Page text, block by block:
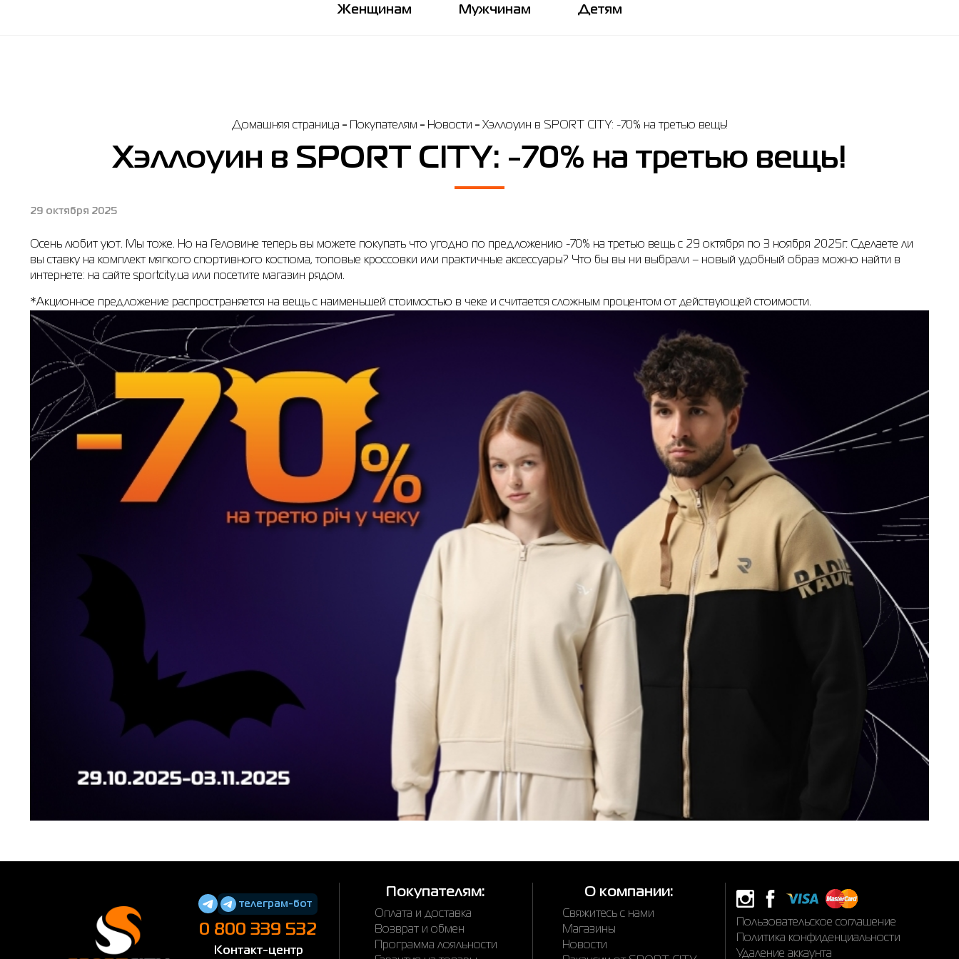
Женщинам Мужчинам Детям
Домашняя страница Покупателям Новости Хэллоуин в SPORT CITY: -70% на третью вещь!
Хэллоуин в SPORT CITY: -70% на третью вещь!
29 октября 2025
Осень любит уют. Мы тоже. Но на Геловине теперь вы можете покупать что угодно по предложению -70% на третью вещь с 29 октября по 3 ноября 2025г. Сделаете ли
вы ставку на комплект мягкого спортивного костюма, топовые кроссовки или практичные аксессуары? Что бы вы ни выбрали – новый удобный образ можно найти в
интернете: на сайте sportcity.ua или посетите магазин рядом.
*Акционное предложение распространяется на вещь с наименьшей стоимостью в чеке и считается сложным процентом от действующей стоимости.
телеграм-бот
0 800 339 532
Контакт-центр
Покупателям:
Оплата и доставка
Возврат и обмен
Программа лояльности
О компании:
Свяжитесь с нами
Магазины
Новости
Пользовательское соглашение
Политика конфиденциальности
Удаление аккаунта